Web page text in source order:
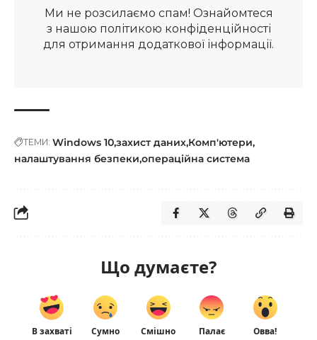
Ми не розсилаємо спам! Ознайомтеся
з нашою політикою конфіденційності
для отримання додаткової інформації.
ТЕМИ: Windows 10захист даних Комп'ютери
налаштування безпеки операційна система
Що думаєте?
В захваті Сумно Смішно Палає Овва!